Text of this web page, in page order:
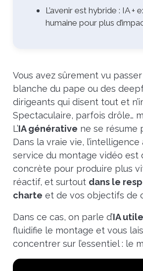
L’avenir est hybride : IA +
humaine pour plus
Vous avez sûrement vu
blanche du pape ou des
dirigeants qui disent tout et
Spectaculaire, parfois drôle…
L’IA générative ne se résume
Dans la vraie vie,
service du montage vidéo est
concrète pour produire plus
réactif, et surtout dans le
charte et de vos objectifs de
Dans ce cas, on parle d’IA utile
fluidifie le montage et vous
concentrer sur l’essentiel : le